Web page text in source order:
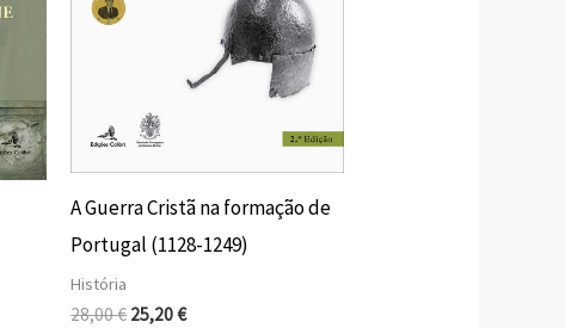
A Guerra Cristã na formação de
Portugal (1128-1249)
História
28,00€25,20€